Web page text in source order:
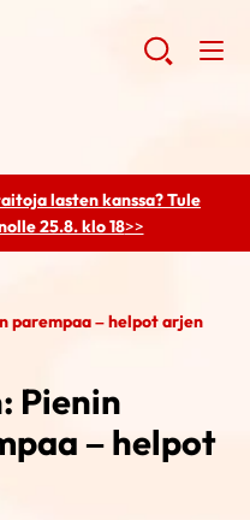
lasten kanssa? Tule
25.8. klo 18>>
parempaa – helpot arjen
Pienin
– helpot